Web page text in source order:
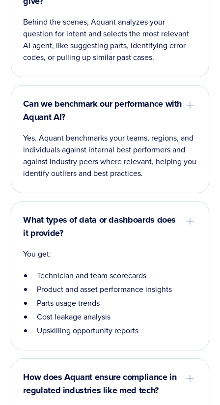
Behind the scenes, Aquant analyzes your
question for intent and selects the most relevant
AI agent, like suggesting parts, identifying error
codes, or pulling up similar past cases.
Can we benchmark our performance with
Aquant AI?
Yes. Aquant benchmarks your teams, regions, and
individuals against internal best performers and
against industry peers where relevant, helping you
identify outliers and best practices.
What types of data or dashboards does
it provide?
You get:
Technician and team scorecards
Product and asset performance insights
Parts usage trends
Cost leakage analysis
Upskilling opportunity reports
How does Aquant ensure compliance in
regulated industries like med tech?